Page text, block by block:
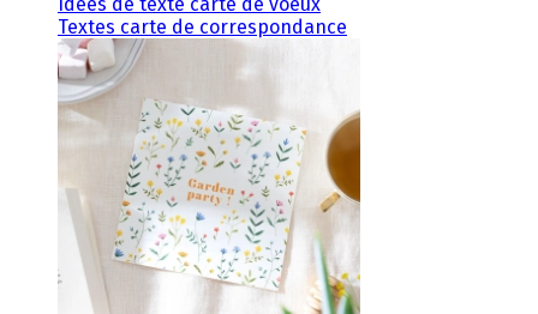
Textes carte de correspondance